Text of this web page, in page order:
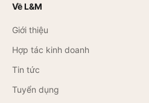
Về L&M
Giới thiệu
Hợp tác kinh doanh
Tin tức
Tuyển dụng